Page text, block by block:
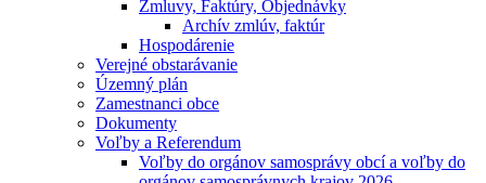
Zmluvy, Faktúry, Objednávky
Archív zmlúv, faktúr
Hospodárenie
Verejné obstarávanie
Územný plán
Zamestnanci obce
Dokumenty
Voľby a Referendum
Voľby do orgánov samosprávy obcí a voľby do